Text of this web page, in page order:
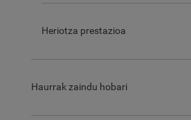
Heriotza prestazioa
Haurrak zaindu hobari